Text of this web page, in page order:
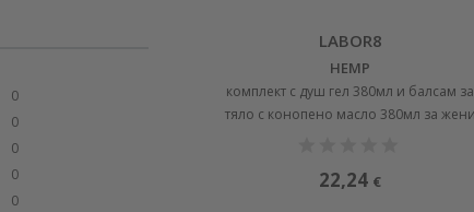
0
0
0
0
0
LABOR8
HEMP
комплект с душ гел 380мл и балсам за
тяло с конопено масло 380мл за жени
22,24 €